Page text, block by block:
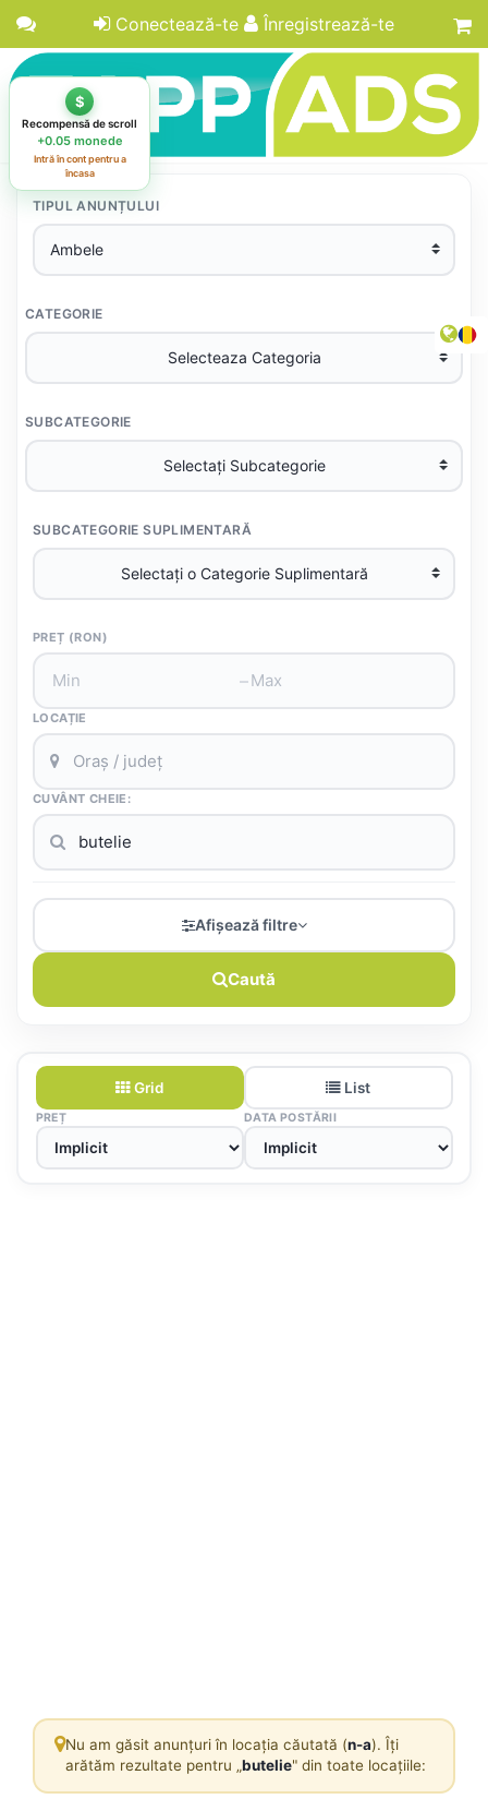
Conectează-te Înregistrează-te
TIPUL ANUNȚULUI
CATEGORIE
SUBCATEGORIE
SUBCATEGORIE SUPLIMENTARĂ
PREȚ (RON)
–
LOCAȚIE
CUVÂNT CHEIE:
Afișează filtre
Caută
Grid List
PREȚ DATA POSTĂRII
Nu am găsit anunțuri în locația căutată (n-a). Îți
arătăm rezultate pentru „butelie" din toate locațiile: